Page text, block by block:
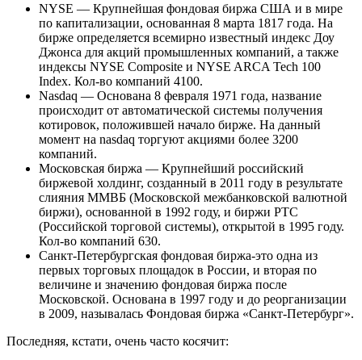
NYSE — Крупнейшая фондовая биржа США и в мире
по капитализации, основанная 8 марта 1817 года. На
бирже определяется всемирно известный индекс Доу
Джонса для акций промышленных компаний, а также
индексы NYSE Composite и NYSE ARCA Tech 100
Index. Кол-во компаний 4100.
Nasdaq — Основана 8 февраля 1971 года, название
происходит от автоматической системы получения
котировок, положившей начало бирже. На данный
момент на nasdaq торгуют акциями более 3200
компаний.
Московская биржа — Крупнейший российский
биржевой холдинг, созданный в 2011 году в результате
слияния ММВБ (Московской межбанковской валютной
биржи), основанной в 1992 году, и биржи РТС
(Российской торговой системы), открытой в 1995 году.
Кол-во компаний 630.
Санкт-Петербургская фондовая биржа-это одна из
первых торговых площадок в России, и вторая по
величине и значению фондовая биржа после
Московской. Основана в 1997 году и до реорганизации
в 2009, называлась Фондовая биржа «Санкт-Петербург».
Последняя, кстати, очень часто косячит: